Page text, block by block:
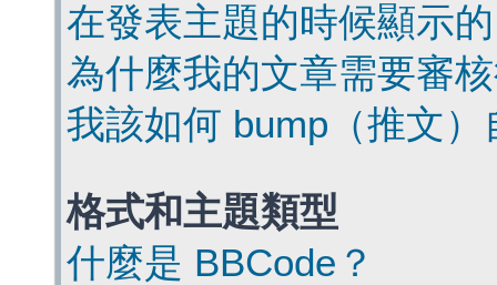
在發表主題的時候顯示
為什麼我的文章需要審
我該如何 bump（推文
格式和主題類型
什麼是 BBCode？